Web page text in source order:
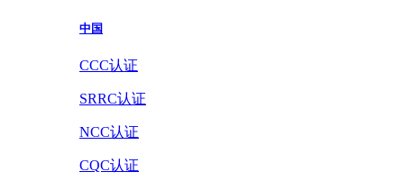
中国
CCC认证
SRRC认证
NCC认证
CQC认证